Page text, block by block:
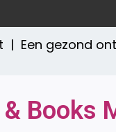
gezond
Books